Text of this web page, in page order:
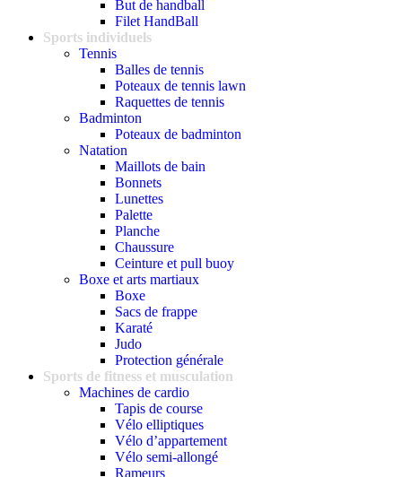
But de handball
Filet HandBall
Sports individuels
Tennis
Balles de tennis
Poteaux de tennis lawn
Raquettes de tennis
Badminton
Poteaux de badminton
Natation
Maillots de bain
Bonnets
Lunettes
Palette
Planche
Chaussure
Ceinture et pull buoy
Boxe et arts martiaux
Boxe
Sacs de frappe
Karaté
Judo
Protection générale
Sports de fitness et musculation
Machines de cardio
Tapis de course
Vélo elliptiques
Vélo d’appartement
Vélo semi-allongé
Rameurs